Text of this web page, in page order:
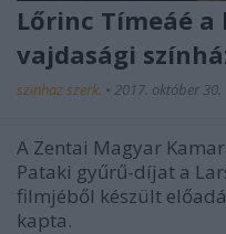
Lőrinc Tímeáé a
vajdasági
szinhaz szerk. • 2017. október 30.
A Zentai Magyar
Pataki gyűrű-díjat a
filmjéből készült
kapta.